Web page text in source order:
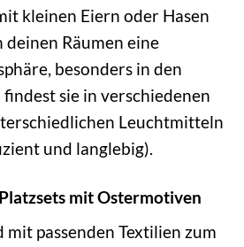
kleinen Eiern oder Hasen
Räumen eine
besonders in den
sie in verschiedenen
Leuchtmitteln
und langlebig).
mit Ostermotiven
passenden Textilien zum